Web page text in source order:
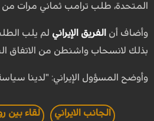
المتحدة، طلب ترامب ثماني مرات من
وأضاف أن الفريق الإيراني
بذلك لانسحاب واشنطن من الاتفاق
وأوضح المسؤول الإيراني: "لدينا
الجانب الايراني لقاء بين